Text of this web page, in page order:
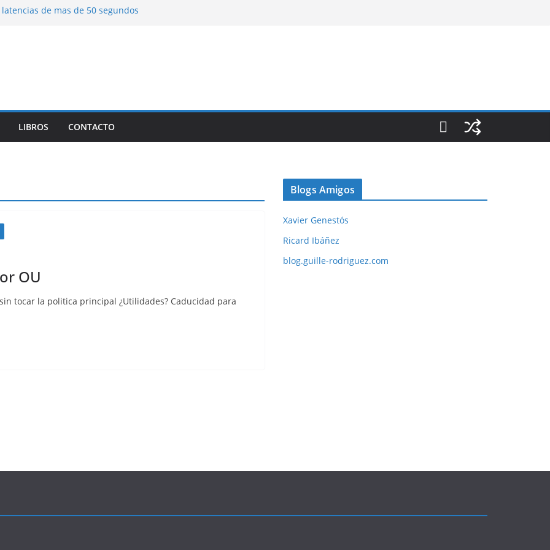
latencias de mas de 50 segundos
LIBROS CONTACTO
OU
tocar la politica principal ¿Utilidades? Caducidad para
Blogs Amigos
Xavier Genestós
Ricard Ibáñez
blog.guille-rodriguez.com